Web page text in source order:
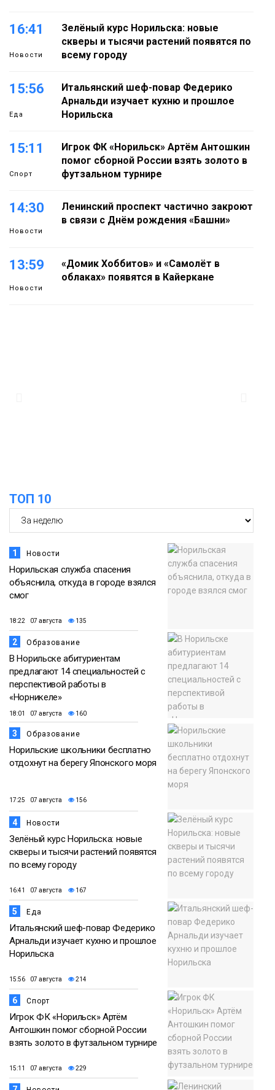
16:41
Новости
Зелёный курс Норильска: новые
скверы и тысячи растений появятся по
всему городу
15:56
Еда
Итальянский шеф-повар Федерико
Арнальди изучает кухню и прошлое
Норильска
15:11
Спорт
Игрок ФК «Норильск» Артём Антошкин
помог сборной России взять золото в
футзальном турнире
14:30
Новости
Ленинский проспект частично закроют
в связи с Днём рождения «Башни»
13:59
Новости
«Домик Хоббитов» и «Самолёт в
облаках» появятся в Кайеркане
ТОП 10
1 Новости
Норильская служба спасения
объяснила, откуда в городе взялся
смог
18:22 07 августа 135
2 Образование
В Норильске абитуриентам
предлагают 14 специальностей с
перспективой работы в
«Норникеле»
18:01 07 августа 160
3 Образование
Норильские школьники бесплатно
отдохнут на берегу Японского моря
17:25 07 августа 156
4 Новости
Зелёный курс Норильска: новые
скверы и тысячи растений появятся
по всему городу
16:41 07 августа 167
5 Еда
Итальянский шеф-повар Федерико
Арнальди изучает кухню и прошлое
Норильска
15:56 07 августа 214
6 Спорт
Игрок ФК «Норильск» Артём
Антошкин помог сборной России
взять золото в футзальном турнире
15:11 07 августа 229